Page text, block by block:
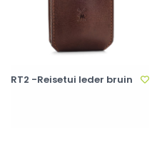
RT2 -Reisetui leder bruin